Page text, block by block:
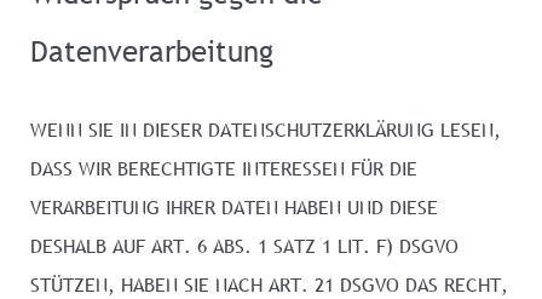
Datenverarbeitung
WENN SIE IN DIESER DATENSCHUTZERKLÄRUNG LESEN,
DASS WIR BERECHTIGTE INTERESSEN FÜR DIE
VERARBEITUNG IHRER DATEN HABEN UND DIESE
DESHALB AUF ART. 6 ABS. 1 SATZ 1 LIT. F) DSGVO
STÜTZEN, HABEN SIE NACH ART. 21 DSGVO DAS RECHT,